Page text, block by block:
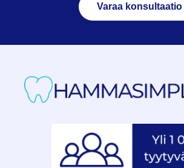
Varaa konsultaatio